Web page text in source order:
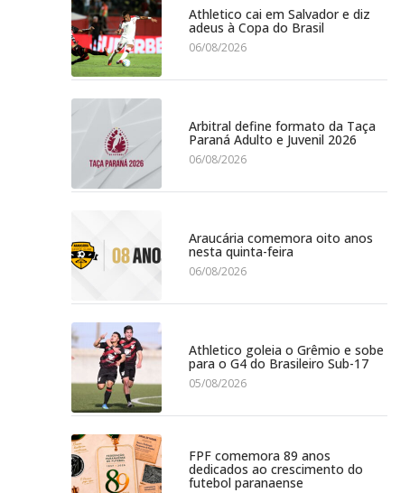
Athletico cai em Salvador e diz
adeus à Copa do Brasil
06/08/2026
Arbitral define formato da Taça
Paraná Adulto e Juvenil 2026
06/08/2026
Araucária comemora oito anos
nesta quinta-feira
06/08/2026
Athletico goleia o Grêmio e sobe
para o G4 do Brasileiro Sub-17
05/08/2026
FPF comemora 89 anos
dedicados ao crescimento do
futebol paranaense